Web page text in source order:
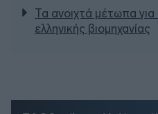
Τα ανοιχτά μέτωπα για
ελληνικής βιομηχανίας